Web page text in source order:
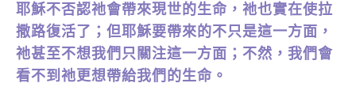
耶穌不否認祂會帶來現世的生命，祂也實在使拉
撒路復活了；但耶穌要帶來的不只是這一方面，
祂甚至不想我們只關注這一方面；不然，我們會
看不到祂更想帶給我們的生命。